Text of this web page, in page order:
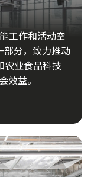
工作和活动空
部分，致力推动
农业食品科技
效益。